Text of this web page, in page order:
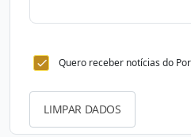
Quero receber notícias do
LIMPAR DADOS